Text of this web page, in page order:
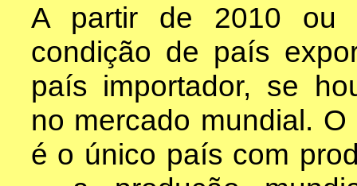
A partir de 2010 ou
condição de país
país importador, se
no mercado mundial.
é o único país com